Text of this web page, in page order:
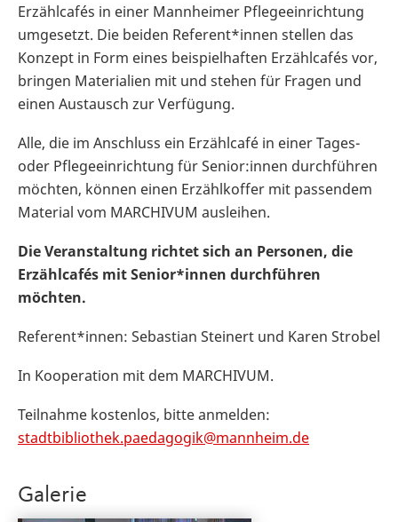
Erzählcafés in einer Mannheimer Pflegeeinrichtung
umgesetzt. Die beiden Referent*innen stellen das
Konzept in Form eines beispielhaften Erzählcafés vor,
bringen Materialien mit und stehen für Fragen und
einen Austausch zur Verfügung.
Alle, die im Anschluss ein Erzählcafé in einer Tages-
oder Pflegeeinrichtung für Senior:innen durchführen
möchten, können einen Erzählkoffer mit passendem
Material vom MARCHIVUM ausleihen.
Die Veranstaltung richtet sich an Personen, die
Erzählcafés mit Senior*innen durchführen
möchten.
Referent*innen: Sebastian Steinert und Karen Strobel
In Kooperation mit dem MARCHIVUM.
Teilnahme kostenlos, bitte anmelden:
stadtbibliothek.paedagogik@mannheim.de
Galerie